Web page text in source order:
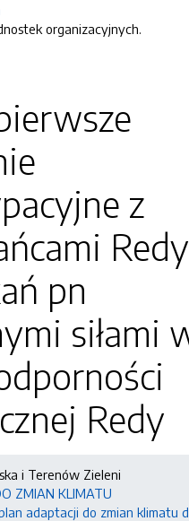
organizacyjnych.
z
pn
siłami
Redy
i Terenów Zieleni
ZMIAN KLIMATU
adaptacji do zmian klimatu